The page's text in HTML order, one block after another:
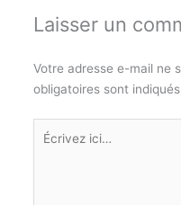
Laisser un
Votre adresse e-mail ne
obligatoires sont
Écrivez